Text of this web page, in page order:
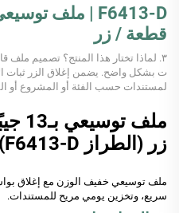
قطعة / زر
ت بشكل واضح. يضمن إغلاق الزر ثبات
ملف
زر (الطراز F6413-D)
ملف توسيعي خفيف الوزن مع إغلاق
سريع، وتخزين يومي مريح للمستندات.